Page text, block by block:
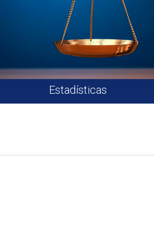
Estadísticas